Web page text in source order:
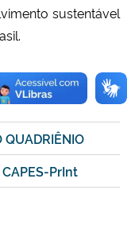
sustentável
QUADRIÊNIO
CAPES-PrInt